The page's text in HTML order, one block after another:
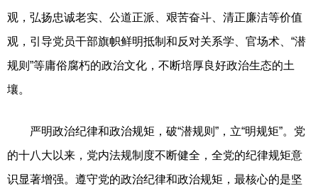
观，弘扬忠诚老实、公道正派、艰苦奋斗、清正廉洁等价值
观，引导党员干部旗帜鲜明抵制和反对关系学、官场术、“潜
规则”等庸俗腐朽的政治文化，不断培厚良好政治生态的土
壤。
严明政治纪律和政治规矩，破“潜规则”，立“明规矩”。党
的十八大以来，党内法规制度不断健全，全党的纪律规矩意
识显著增强。遵守党的政治纪律和政治规矩，最核心的是坚